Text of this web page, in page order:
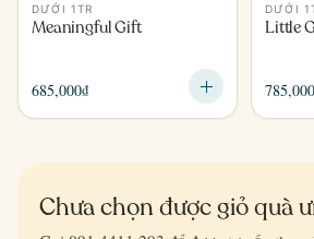
DƯỚI 1TR
Meaningful Gift
685,000₫
DƯỚI
Little
785,000
Chưa chọn được giỏ quà